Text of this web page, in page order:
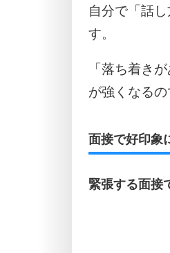
自分で「話
す。
「落ち着き
が強くなるの
面接で好印象
緊張する面接